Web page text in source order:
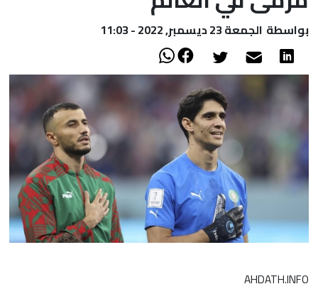
بواسطة الجمعة 23 ديسمبر, 2022 - 11:03
AHDATH.INFO